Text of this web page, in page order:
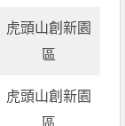
虎頭山創新園
區
虎頭山創新園
區